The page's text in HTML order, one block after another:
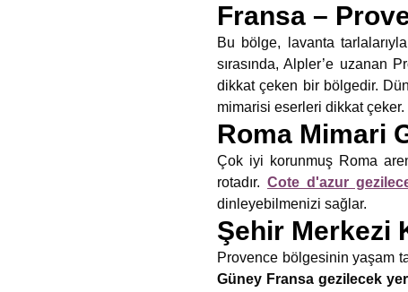
Fransa –
Bu bölge, lavanta
sırasında, Alpler’e uzanan
dikkat çeken bir bölgedir.
mimarisi eserleri dikkat çeker.
Roma Mimari
Çok iyi korunmuş Roma
rotadır. Cote d'azur
dinleyebilmenizi sağlar.
Şehir Merkezi
Provence bölgesinin yaşam
Güney Fransa gezilecek